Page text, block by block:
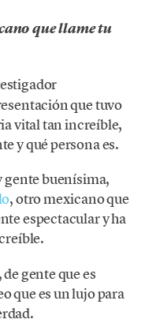
que llame tu
que tuvo
vital tan increíble,
y qué persona es.
gente buenísima,
, otro mexicano que
espectacular y ha
gente que es
que es un lujo para